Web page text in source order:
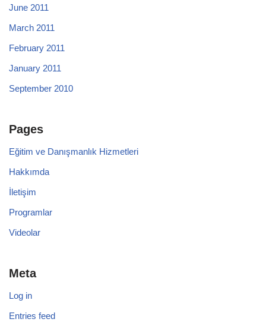
June 2011
March 2011
February 2011
January 2011
September 2010
Pages
Eğitim ve Danışmanlık Hizmetleri
Hakkımda
İletişim
Programlar
Videolar
Meta
Log in
Entries feed